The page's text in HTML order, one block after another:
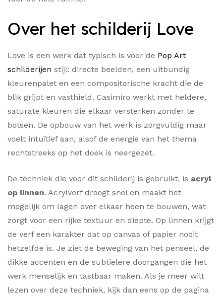
Over het schilderij Love
Love is een werk dat typisch is voor de Pop Art
schilderijen stijl: directe beelden, een uitbundig
kleurenpalet en een compositorische kracht die de
blik grijpt en vasthield. Casimiro werkt met heldere,
saturate kleuren die elkaar versterken zonder te
botsen. De opbouw van het werk is zorgvuldig maar
voelt intuïtief aan, alsof de energie van het thema
rechtstreeks op het doek is neergezet.
De techniek die voor dit schilderij is gebruikt, is acryl
op linnen. Acrylverf droogt snel en maakt het
mogelijk om lagen over elkaar heen te bouwen, wat
zorgt voor een rijke textuur en diepte. Op linnen krijgt
de verf een karakter dat op canvas of papier nooit
hetzelfde is. Je ziet de beweging van het penseel, de
dikke accenten en de subtielere doorgangen die het
werk menselijk en tastbaar maken. Als je meer wilt
lezen over deze techniek, kijk dan eens op de pagina